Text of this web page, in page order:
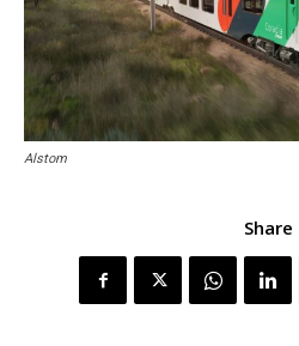
Alstom
Share